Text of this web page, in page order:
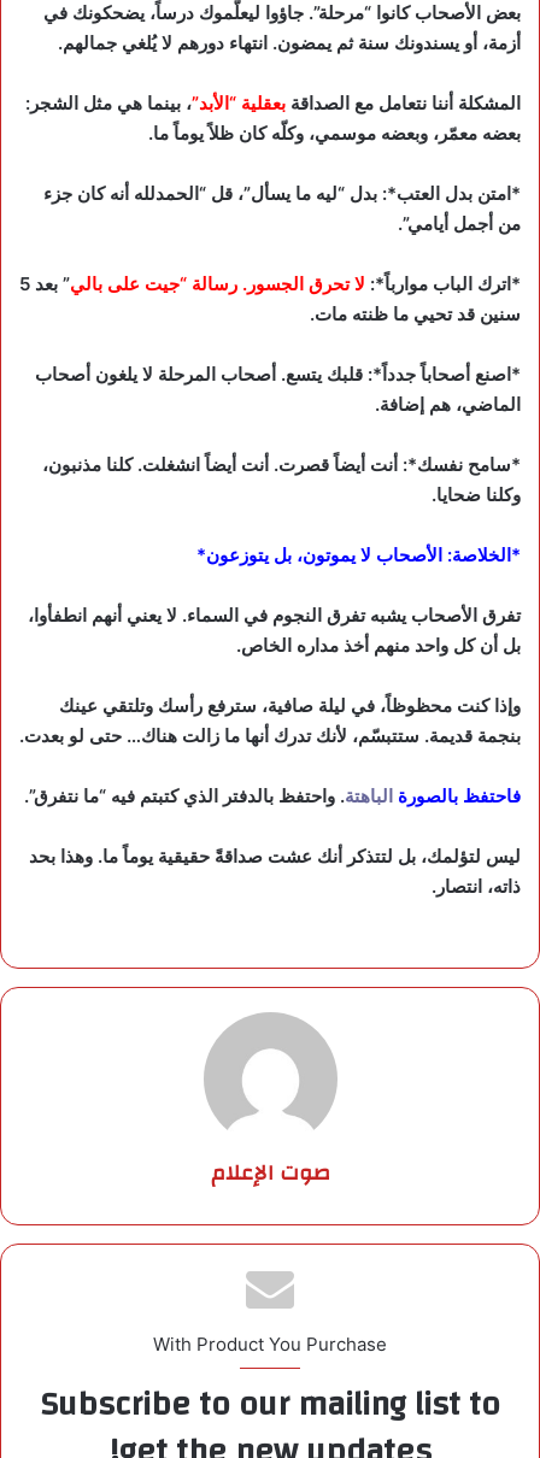
بعض الأصحاب كانوا “مرحلة”. جاؤوا ليعلّموك درساً، يضحكونك في
أزمة، أو يسندونك سنة ثم يمضون. انتهاء دورهم لا يُلغي جمالهم.
المشكلة أننا نتعامل مع الصداقة بعقلية “الأبد”، بينما هي مثل الشجر:
بعضه معمّر، وبعضه موسمي، وكلّه كان ظلاً يوماً ما.
*امتن بدل العتب*: بدل “ليه ما يسأل”، قل “الحمدلله أنه كان جزء
من أجمل أيامي”.
*اترك الباب موارباً*: لا تحرق الجسور. رسالة “جيت على بالي
” بعد 5
سنين قد تحيي ما ظنته مات.
*اصنع أصحاباً جدداً*: قلبك يتسع. أصحاب المرحلة لا يلغون أصحاب
الماضي، هم إضافة.
*سامح نفسك*: أنت أيضاً قصرت. أنت أيضاً انشغلت. كلنا مذنبون،
وكلنا ضحايا.
*الخلاصة: الأصحاب لا يموتون، بل يتوزعون*
تفرق الأصحاب يشبه تفرق النجوم في السماء. لا يعني أنهم انطفأوا،
بل أن كل واحد منهم أخذ مداره الخاص.
وإذا كنت محظوظاً، في ليلة صافية، سترفع رأسك وتلتقي عينك
بنجمة قديمة. ستتبسّم، لأنك تدرك أنها ما زالت هناك… حتى لو بعدت.
فاحتفظ بالصورة الباهتة. واحتفظ بالدفتر الذي كتبتم فيه “ما نتفرق”.
ليس لتؤلمك، بل لتتذكر أنك عشت صداقةً حقيقية يوماً ما. وهذا بحد
ذاته، انتصار.
صوت الإعلام
With Product You Purchase
Subscribe to our mailing list to